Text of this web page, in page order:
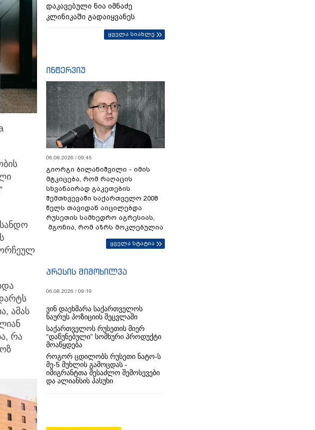
ამას
რა
დაკავებული ნია იმნაძე
კლინიკაში გადაიყვანეს
ყველა სიახლე
ინტერვიუ
06.08.2026 / 09:45
გიორგი ბილანიშვილი - იმის
მტკიცება, რომ რაღაცის
სხვანაირად გაკეთების
შემთხვევაში საქართველო 2008
წელს თავიდან აიცილებდა
რუსეთის სამხედრო აგრესიას,
მგონია, რომ აზრს მოკლებულია
ყველა სტატია
პრესის მიმოხილვა
06.08.2026 / 09:19
ვინ დაეხმარა საქართველოს
ნაურუს პოზიციის შეცვლაში
საქართველოს რუსეთის მიერ
“დაწუნებული” სომხური პროდუქტი
მოაწყდება
როგორ ცდილობს რუსეთი ნატო-ს
მე-5 მუხლის გამოცდას -
იმიგრანტთა შესაძლო შემოსევები
და ალიანსის პასუხი